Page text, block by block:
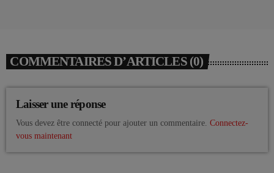
COMMENTAIRES D’ARTICLES (0)
Laisser une réponse
Vous devez être connecté pour ajouter un commentaire. Connectez-
vous maintenant